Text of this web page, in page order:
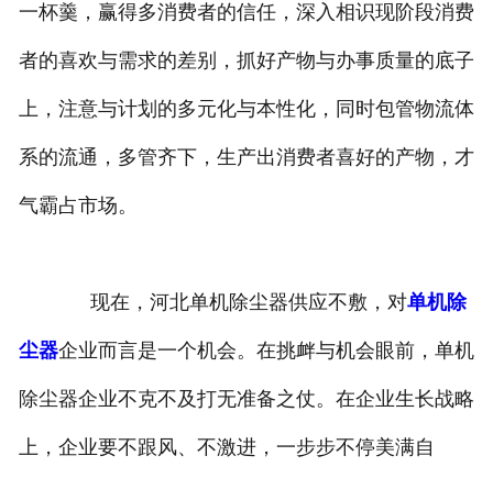
一杯羹，赢得多消费者的信任，深入相识现阶段消费
者的喜欢与需求的差别，抓好产物与办事质量的底子
上，注意与计划的多元化与本性化，同时包管物流体
系的流通，多管齐下，生产出消费者喜好的产物，才
气霸占市场。
现在，河北单机除尘器供应不敷，对单机除
尘器企业而言是一个机会。在挑衅与机会眼前，单机
除尘器企业不克不及打无准备之仗。在企业生长战略
上，企业要不跟风、不激进，一步步不停美满自